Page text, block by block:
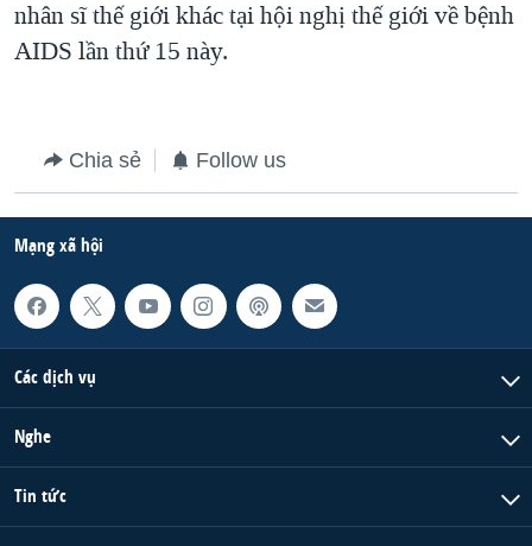
QUAN HỆ VIỆT MỸ
nhân sĩ thế giới khác tại hội nghị thế giới về bệnh
AIDS lần thứ 15 này.
Chia sẻ Follow us
Mạng xã hội
Các dịch vụ
Nghe
Tin tức